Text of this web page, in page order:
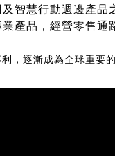
智慧行動週邊產品
產品，經營零售通
，逐漸成為全球重要